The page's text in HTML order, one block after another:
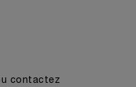
contactez